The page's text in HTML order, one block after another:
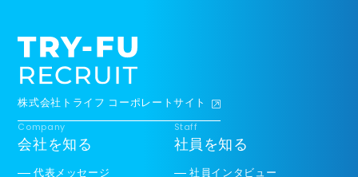
株式会社トライフ コーポレートサイト
Company
会社を知る
代表メッセージ
Staff
社員を知る
社員インタビュー